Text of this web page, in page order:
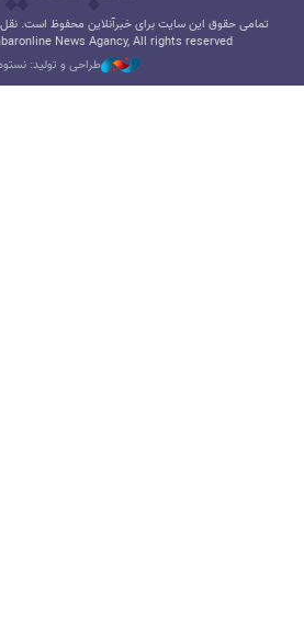
تمامی حقوق این سایت برای خبرآنلاین محفوظ است. نقل
News Agancy, All rights reserved
طراحی و تولید: